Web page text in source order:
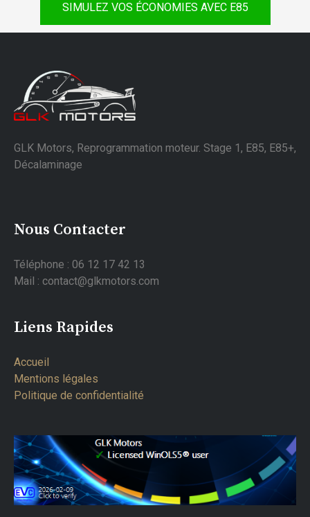
SIMULEZ VOS ÉCONOMIES AVEC E85
GLK Motors, Reprogrammation moteur. Stage 1, E85, E85+,
Décalaminage
Nous Contacter
Téléphone : 06 12 17 42 13
Mail : contact@glkmotors.com
Liens Rapides
Accueil
Mentions légales
Politique de confidentialité